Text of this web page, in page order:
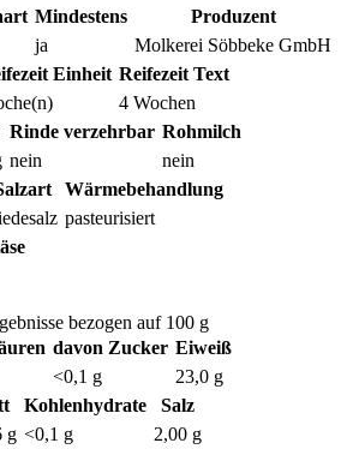
Mindestens
ja
Produzent
Molkerei Söbbeke GmbH
Einheit Reifezeit Text
4 Wochen
Rinde verzehrbar
nein
Rohmilch
nein
Wärmebehandlung
pasteurisiert
bezogen auf 100 g
davon Zucker
<0,1 g
Eiweiß
23,0 g
g
Kohlenhydrate
<0,1 g
Salz
2,00 g